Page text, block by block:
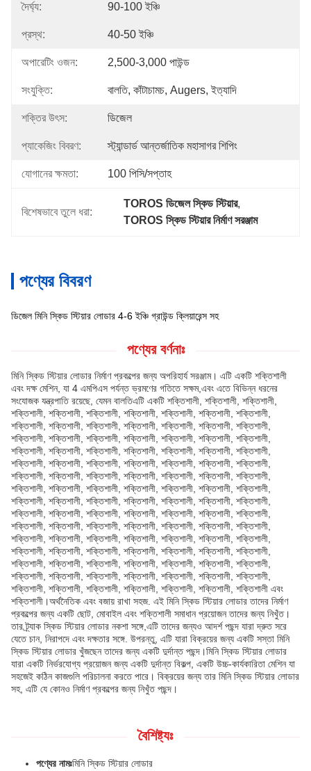
দৈর্ঘ্য: 90-100 ইঞ্চি
প্রস্থ: 40-50 ইঞ্চি
অপারেটিং ওজন: 2,500-3,000 পাউন্ড
সংযুক্তি: বালতি, কাঁটাচামচ, Augers, ইত্যাদি
শক্তির উৎস: ডিজেল
প্যাকেজিং বিবরণ: স্ট্যান্ডার্ড আন্তর্জাতিক মহাসাগর শিপিং
যোগানের ক্ষমতা: 100 পিসি/সপ্তাহ
বিশেষভাবে তুলে ধরা:
TOROS ডিজেল স্কিড স্টিয়ার,
TOROS স্কিড স্টিয়ার নির্মাণ সরঞ্জাম
পণ্যের বিবরণ
ডিজেল মিনি স্কিড স্টিয়ার লোডার 4-6 ইঞ্চি গ্রাউন্ড ক্লিয়ারেন্স সহ
পণ্যের বর্ণনাঃ
মিনি স্কিড স্টিয়ার লোডার নির্মাণ প্রকল্পের জন্য অপরিহার্য সরঞ্জাম। এটি একটি শক্তিশালী
এবং দক্ষ মেশিন, যা 4 এমপিএস পর্যন্ত ভ্রমণের গতিতে সক্ষম,এবং এতে বিভিন্ন ধরনের
সংযোজক যন্ত্রপাতি রয়েছে, যেমন বালতিএটি একটি শক্তিশালী, শক্তিশালী, শক্তিশালী,
শক্তিশালী, শক্তিশালী, শক্তিশালী, শক্তিশালী, শক্তিশালী, শক্তিশালী, শক্তিশালী,
শক্তিশালী, শক্তিশালী, শক্তিশালী, শক্তিশালী, শক্তিশালী, শক্তিশালী, শক্তিশালী,
শক্তিশালী, শক্তিশালী, শক্তিশালী, শক্তিশালী, শক্তিশালী, শক্তিশালী, শক্তিশালী,
শক্তিশালী, শক্তিশালী, শক্তিশালী, শক্তিশালী, শক্তিশালী, শক্তিশালী, শক্তিশালী,
শক্তিশালী, শক্তিশালী, শক্তিশালী, শক্তিশালী, শক্তিশালী, শক্তিশালী, শক্তিশালী,
শক্তিশালী, শক্তিশালী, শক্তিশালী, শক্তিশালী, শক্তিশালী, শক্তিশালী, শক্তিশালী,
শক্তিশালী, শক্তিশালী, শক্তিশালী, শক্তিশালী, শক্তিশালী, শক্তিশালী, শক্তিশালী,
শক্তিশালী, শক্তিশালী, শক্তিশালী, শক্তিশালী, শক্তিশালী, শক্তিশালী, শক্তিশালী,
শক্তিশালী, শক্তিশালী, শক্তিশালী, শক্তিশালী, শক্তিশালী, শক্তিশালী, শক্তিশালী,
শক্তিশালী, শক্তিশালী, শক্তিশালী, শক্তিশালী, শক্তিশালী, শক্তিশালী, শক্তিশালী,
শক্তিশালী, শক্তিশালী, শক্তিশালী, শক্তিশালী, শক্তিশালী, শক্তিশালী, শক্তিশালী,
শক্তিশালী, শক্তিশালী, শক্তিশালী, শক্তিশালী, শক্তিশালী, শক্তিশালী, শক্তিশালী,
শক্তিশালী, শক্তিশালী, শক্তিশালী, শক্তিশালী, শক্তিশালী, শক্তিশালী, শক্তিশালী,
শক্তিশালী, শক্তিশালী, শক্তিশালী, শক্তিশালী, শক্তিশালী, শক্তিশালী, শক্তিশালী,
শক্তিশালী, শক্তিশালী, শক্তিশালী, শক্তিশালী, শক্তিশালী, শক্তিশালী, শক্তিশালী এবং
শক্তিশালী।অর্থনৈতিক এবং বজায় রাখা সহজ. এই মিনি স্কিড স্টিয়ার লোডার তাদের নির্মাণ
প্রকল্পের জন্য একটি ছোট, মোবাইল এবং শক্তিশালী সমাধান প্রয়োজন তাদের জন্য নিখুঁত।
তার ট্র্যাক স্কিড স্টিয়ার লোডার নকশা সঙ্গে,এটি তাদের জন্যও আদর্শ পছন্দ যারা দ্রুত সরে
যেতে চান, নিরাপদে এবং দক্ষতার সঙ্গে. উপরন্তু, এটি যারা বিক্রয়ের জন্য একটি সস্তা মিনি
স্কিড স্টিয়ার লোডার খুঁজছেন তাদের জন্য একটি দুর্দান্ত পছন্দ।মিনি স্কিড স্টিয়ার লোডার
যারা একটি নির্ভরযোগ্য প্রয়োজন জন্য একটি দুর্দান্ত বিকল্প, একটি উচ্চ-কার্যকারিতা মেশিন যা
সহজেই কঠিন কাজগুলি পরিচালনা করতে পারে। বিক্রয়ের জন্য তার মিনি স্কিড স্টিয়ার লোডার
সহ, এটি যে কোনও নির্মাণ প্রকল্পের জন্য নিখুঁত পছন্দ।
বৈশিষ্ট্যঃ
পণ্যের নামঃমিনি স্কিড স্টিয়ার লোডার